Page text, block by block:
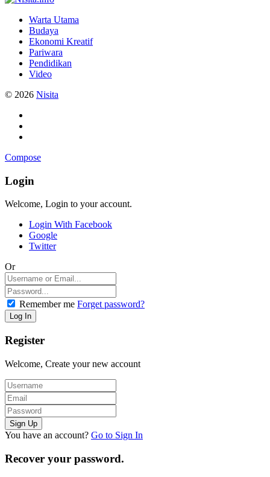
Warta Utama
Budaya
Ekonomi Kreatif
Pariwara
Pendidikan
Video
© 2026 Nisita
Compose
Login
Welcome, Login to your account.
Login With Facebook
Google
Twitter
Or
Remember me Forget password?
Register
Welcome, Create your new account
You have an account? Go to Sign In
Recover your password.